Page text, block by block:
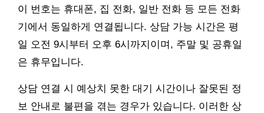
이 번호는 휴대폰, 집 전화, 일반 전화 등 모든 전화
기에서 동일하게 연결됩니다. 상담 가능 시간은 평
일 오전 9시부터 오후 6시까지이며, 주말 및 공휴일
은 휴무입니다.
상담 연결 시 예상치 못한 대기 시간이나 잘못된 정
보 안내로 불편을 겪는 경우가 있습니다. 이러한 상